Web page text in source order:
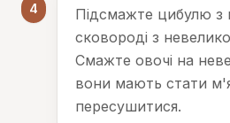
4
Підсмажте цибулю
сковороді з
Смажте овочі на
вони мають стати
пересушитися.